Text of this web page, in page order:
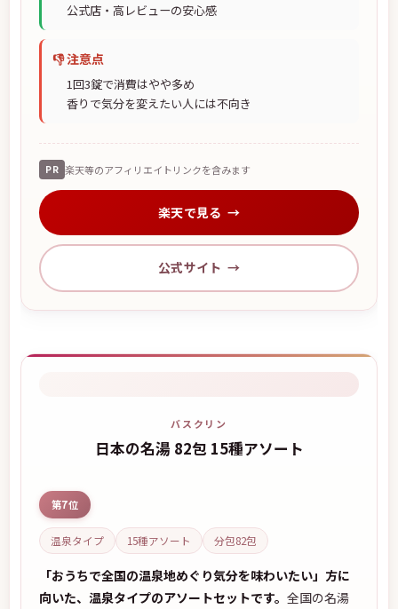
公式店・高レビューの安心感
👎 注意点
1回3錠で消費はやや多め
香りで気分を変えたい人には不向き
PR 楽天等のアフィリエイトリンクを含みます
楽天で見る
公式サイト
バスクリン
日本の名湯 82包 15種アソート
第7位
温泉タイプ 15種アソート 分包82包
「おうちで全国の温泉地めぐり気分を味わいたい」方に
向いた、温泉タイプのアソートセットです。 全国の名湯